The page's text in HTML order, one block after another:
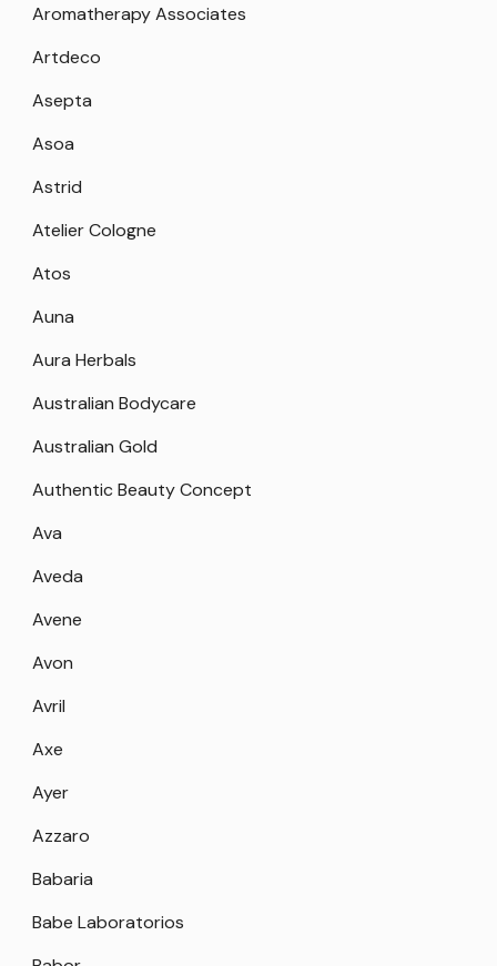
Aromatherapy Associates
Artdeco
Asepta
Asoa
Astrid
Atelier Cologne
Atos
Auna
Aura Herbals
Australian Bodycare
Australian Gold
Authentic Beauty Concept
Ava
Aveda
Avene
Avon
Avril
Axe
Ayer
Azzaro
Babaria
Babe Laboratorios